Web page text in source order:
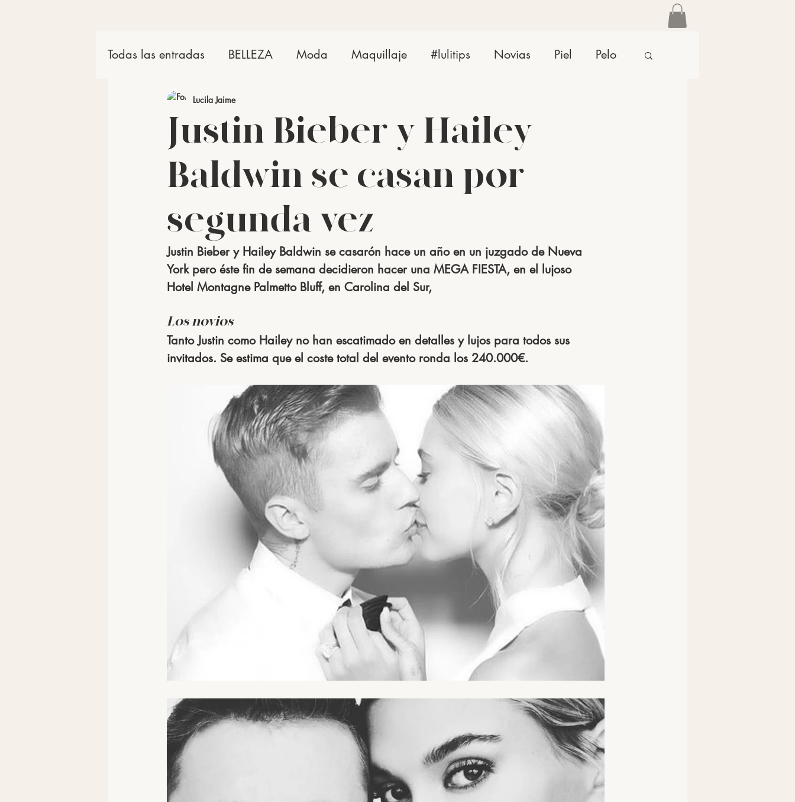
Todas las entradas BELLEZA Moda Maquillaje #lulitips Novias Piel Pelo
Productos
Justin Bieber y Hailey
Baldwin se casan por
segunda vez
Lucila Jaime
Justin Bieber y Hailey Baldwin se casarón hace un año en un juzgado de Nueva
York pero éste fin de semana decidieron hacer una MEGA FIESTA, en el lujoso
Hotel Montagne Palmetto Bluff, en Carolina del Sur,
Los novios
Tanto Justin como Hailey no han escatimado en detalles y lujos para todos sus
invitados. Se estima que el coste total del evento ronda los 240.000€.